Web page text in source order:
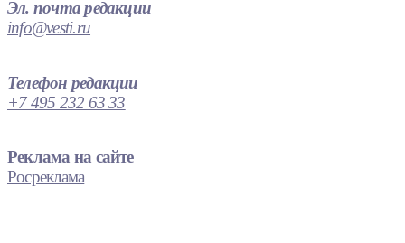
Эл. почта редакции
info@vesti.ru
Телефон редакции
+7 495 232 63 33
Реклама на сайте
Росреклама